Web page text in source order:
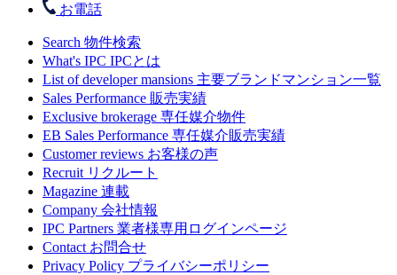
お電話
Search 物件検索
What's IPC IPCとは
List of developer mansions 主要ブランドマンション一覧
Sales Performance 販売実績
Exclusive brokerage 専任媒介物件
EB Sales Performance 専任媒介販売実績
Customer reviews お客様の声
Recruit リクルート
Magazine 連載
Company 会社情報
IPC Partners 業者様専用ログインページ
Contact お問合せ
Privacy Policy プライバシーポリシー